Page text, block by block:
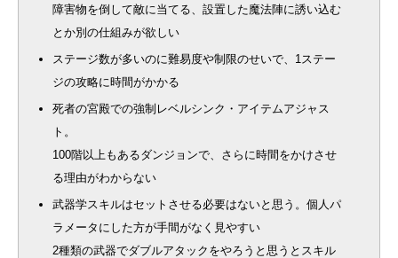
障害物を倒して敵に当てる、設置した魔法陣に誘い込む
とか別の仕組みが欲しい
ステージ数が多いのに難易度や制限のせいで、1ステー
ジの攻略に時間がかかる
死者の宮殿での強制レベルシンク・アイテムアジャス
ト。
100階以上もあるダンジョンで、さらに時間をかけさせ
る理由がわからない
武器学スキルはセットさせる必要はないと思う。個人パ
ラメータにした方が手間がなく見やすい
2種類の武器でダブルアタックをやろうと思うとスキル